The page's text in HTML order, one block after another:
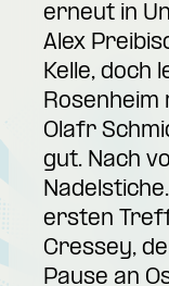
erneut in
Alex
Kelle, doch
Rosenheim
Olafr
gut. Nach
ersten
Cressey,
Pause an